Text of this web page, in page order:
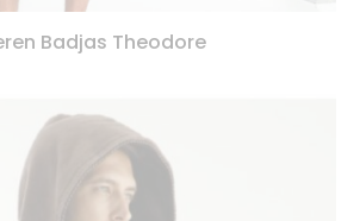
Badjas Theodore